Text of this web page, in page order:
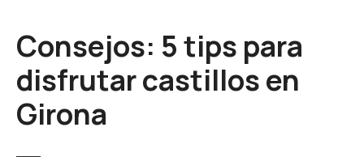
Consejos: 5 tips para
disfrutar castillos en
Girona